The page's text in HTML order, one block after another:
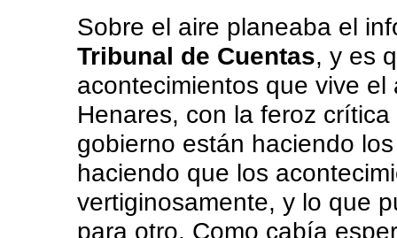
Sobre el aire planeaba el
Tribunal de Cuentas, y es
acontecimientos que vive
Henares, con la feroz
gobierno están haciendo
haciendo que los
vertiginosamente, y lo que
para otro. Como cabía